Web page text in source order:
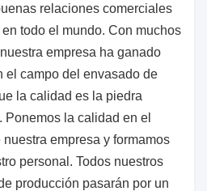
relaciones comerciales
todo el mundo. Con muchos
empresa ha ganado
el campo del envasado de
la calidad es la piedra
la calidad en el
empresa y formamos
personal. Todos nuestros
producción pasarán por un